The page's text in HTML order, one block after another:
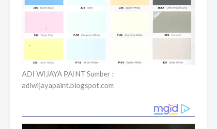
ADI WIJAYA PAINT Sumber :
adiwijayapaint.blogspot.com